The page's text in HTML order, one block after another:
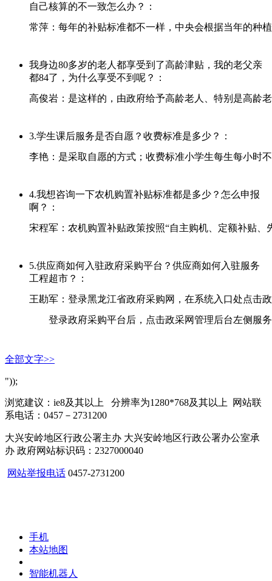
自己核算的不一致怎么办？：
常萍：每年的补贴标准都不一样，中央会根据当年的种
我身边80多岁的老人都享受到了高龄津贴，我的老父亲
都84了，为什么享受不到呢？：
高俊岩：是这样的，由政府给予高龄老人、特别是高龄
3.学生课后服务是否自愿？收费标准是多少？：
李艳：是采取自愿的方式；收费标准小学生每生每小时
4.我想咨询一下农机购置补贴标准都是多少？怎么申报
啊？：
宋程军：农机购置补贴政策按照“自主购机、定额补贴
5.供应商如何入驻政府采购平台？供应商如何入驻服务
工程超市？：
王勘军：登录黑龙江省政府采购网，在系统入口处点击
登录政府采购平台后，点击政采网管理后台左侧服务
全部文字>>
"));
浏览建议：ie8及其以上 分辨率为1280*768及其以上 网站联
系电话：0457－2731200
大兴安岭地区行政公署主办 大兴安岭地区行政公署办公室承
办 政府网站标识码：2327000040
网站举报电话 0457-2731200
手机
本站地图
智能机器人